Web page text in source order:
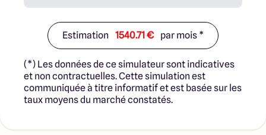
Estimation 1540.71 € par mois *
(*) Les données de ce simulateur sont indicatives
et non contractuelles. Cette simulation est
communiquée à titre informatif et est basée sur les
taux moyens du marché constatés.